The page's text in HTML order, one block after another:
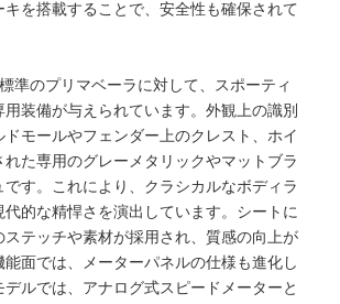
キを搭載することで、安全性も確保されて
準のプリマベーラに対して、スポーティ
装備が与えられています。外観上の識別
モールやフェンダー上のクレスト、ホイ
た専用のグレーメタリックやマットブラ
です。これにより、クラシカルなボディラ
代的な精悍さを演出しています。シートに
ステッチや素材が採用され、質感の向上が
能面では、メーターパネルの仕様も進化し
デルでは、アナログ式スピードメーターと